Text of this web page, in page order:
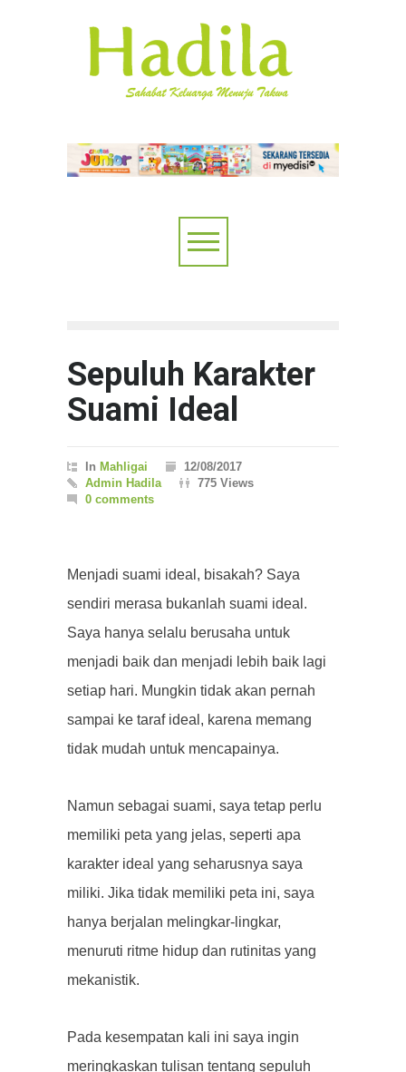
Sepuluh Karakter
Suami Ideal
In Mahligai
12/08/2017
Admin Hadila
775 Views
0 comments
Menjadi suami ideal, bisakah? Saya
sendiri merasa bukanlah suami ideal.
Saya hanya selalu berusaha untuk
menjadi baik dan menjadi lebih baik lagi
setiap hari. Mungkin tidak akan pernah
sampai ke taraf ideal, karena memang
tidak mudah untuk mencapainya.
Namun sebagai suami, saya tetap perlu
memiliki peta yang jelas, seperti apa
karakter ideal yang seharusnya saya
miliki. Jika tidak memiliki peta ini, saya
hanya berjalan melingkar-lingkar,
menuruti ritme hidup dan rutinitas yang
mekanistik.
Pada kesempatan kali ini saya ingin
meringkaskan tulisan tentang sepuluh